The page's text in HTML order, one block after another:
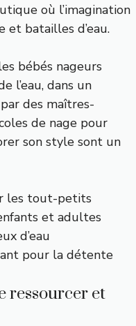
où l’imagination
et batailles d’eau.
bébés nageurs
l’eau, dans un
des maîtres-
de nage pour
son style sont un
les tout-petits
et adultes
d’eau
pour la détente
ressourcer et